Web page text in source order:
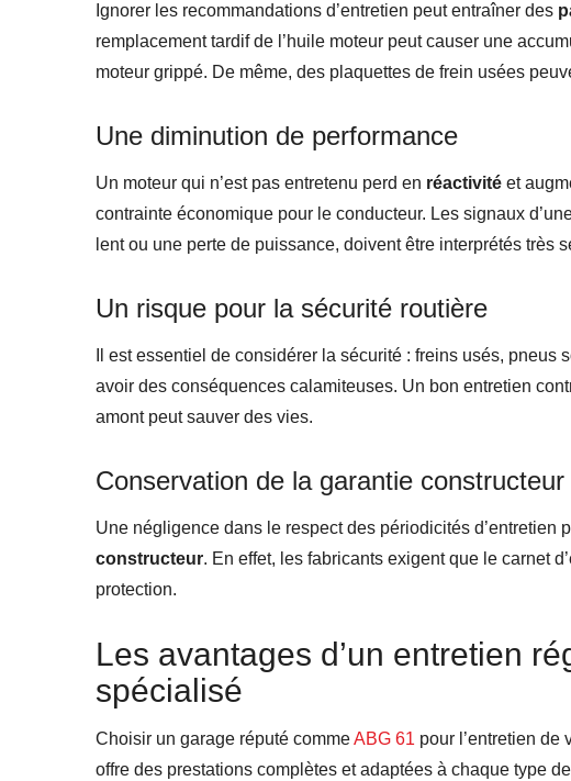
Ignorer les recommandations d’entretien peut entraîner des
remplacement tardif de l’huile moteur peut causer une
moteur grippé. De même, des plaquettes de frein usées
Une diminution de performance
Un moteur qui n’est pas entretenu perd en réactivité et
contrainte économique pour le conducteur. Les signaux
lent ou une perte de puissance, doivent être interprétés très
Un risque pour la sécurité routière
Il est essentiel de considérer la sécurité : freins usés,
avoir des conséquences calamiteuses. Un bon entretien
amont peut sauver des vies.
Conservation de la garantie constructeur
Une négligence dans le respect des périodicités d’entretien
constructeur. En effet, les fabricants exigent que le carnet
protection.
Les avantages d’un entretien
spécialisé
Choisir un garage réputé commeABG 61 pour l’entretien de
offre des prestations complètes et adaptées à chaque type